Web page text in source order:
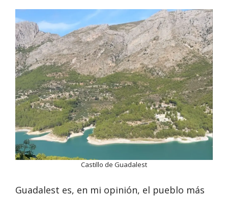
Castillo de Guadalest
Guadalest es, en mi opinión, el pueblo más